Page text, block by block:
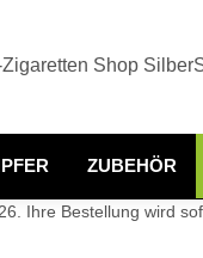
ZUBEHÖR
Ihre Bestellung wird